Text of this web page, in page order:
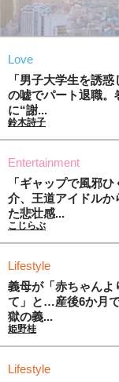
Love
「男子大学生を誘
の嘘でパート退職。
に“謝...
鈴木詩子
Entertainment
「ギャップで風邪
介、王道アイドルか
た悲壮感...
こじらぶ
Lifestyle
義母が「赤ちゃんよ
て」と…産後6か月
獄の義...
姫野桂
Lifestyle